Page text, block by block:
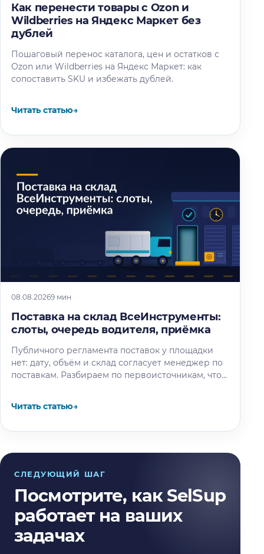
Как перенести товары с Ozon и
Wildberries на Яндекс Маркет без
дублей
Пошаговый перенос каталога, цен и остатков с
Ozon или Wildberries на Яндекс Маркет: как
сопоставить SKU и избежать дублей.
Читать статью→
08.08.20269 мин
Поставка на склад ВсеИнструменты:
слоты, очередь водителя, приёмка
Публичного регламента поставок у площадки
нет: дату, объём и склад согласует менеджер по
поставкам. Разбираем по первоисточникам, что
Читать статью→
СЛЕДУЮЩИЙ ШАГ
Посмотрите, как SelSup
работает на ваших
задачах